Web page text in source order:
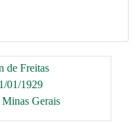
de Freitas
01/1929
Gerais